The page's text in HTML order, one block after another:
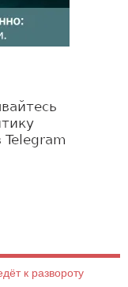
к развороту